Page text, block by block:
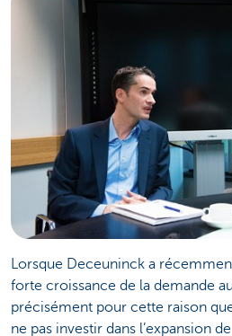
Lorsque Deceuninck a
forte croissance de la demande
précisément pour cette raison
ne pas investir dans l’expansion